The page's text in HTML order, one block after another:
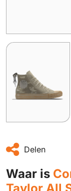
Delen
Waar is
Taylor All